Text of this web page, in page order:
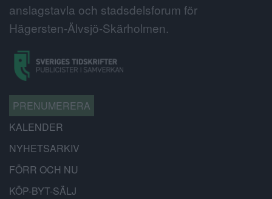
anslagstavla och stadsdelsforum för
Hägersten-Älvsjö-Skärholmen.
PRENUMERERA
KALENDER
NYHETSARKIV
FÖRR OCH NU
KÖP-BYT-SÄLJ